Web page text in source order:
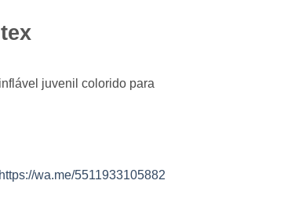
juvenil colorido para
https://wa.me/5511933105882